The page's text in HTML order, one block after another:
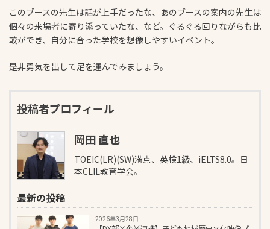
このブースの先生は話が上手だったな、あのブースの案内の先生は
個々の来場者に寄り添っていたな、など。ぐるぐる回りながらも比
較ができ、自分に合った学校を想像しやすいイベント。
是非勇気を出して足を運んでみましょう。
投稿者プロフィール
岡田 直也
TOEIC(LR)(SW)満点、英検1級、iELTS8.0。日
本CLIL教育学会。
最新の投稿
2026年3月28日